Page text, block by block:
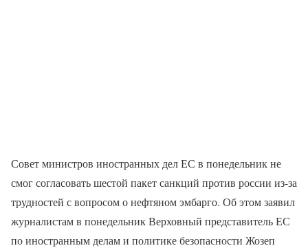
Совет министров иностранных дел ЕС в понедельник не
смог согласовать шестой пакет санкций против россии из-за
трудностей с вопросом о нефтяном эмбарго. Об этом заявил
журналистам в понедельник Верховный представитель ЕС
по иностранным делам и политике безопасности Жозеп